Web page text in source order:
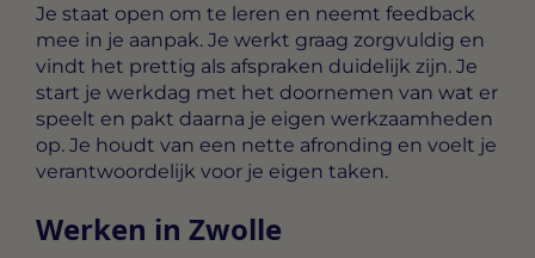
Je staat open om te leren en neemt feedback
mee in je aanpak. Je werkt graag zorgvuldig en
vindt het prettig als afspraken duidelijk zijn. Je
start je werkdag met het doornemen van wat er
speelt en pakt daarna je eigen werkzaamheden
op. Je houdt van een nette afronding en voelt je
verantwoordelijk voor je eigen taken.
Werken in Zwolle